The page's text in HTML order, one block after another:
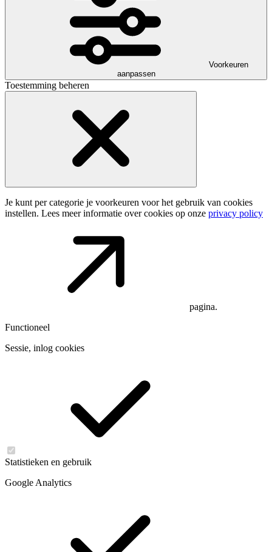
Voorkeuren
aanpassen
Toestemming beheren
Je kunt per categorie je voorkeuren voor het gebruik van cookies
instellen. Lees meer informatie over cookies op onze privacy policy
pagina.
Functioneel
Sessie, inlog cookies
Statistieken en gebruik
Google Analytics